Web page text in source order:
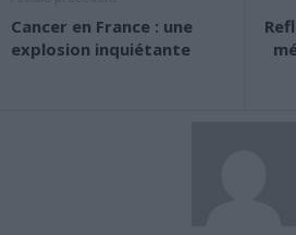
Cancer en France : une
explosion inquiétante